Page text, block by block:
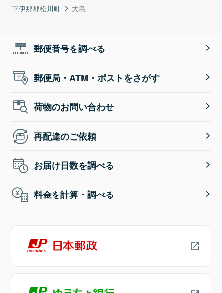
下伊那郡松川町
大島
郵便番号を調べる
郵便局・ATM・ポストをさがす
荷物のお問い合わせ
再配達のご依頼
お届け日数を調べる
料金を計算・調べる